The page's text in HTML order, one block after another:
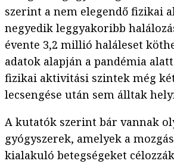
szerint a nem elegendő fizikai
negyedik leggyakoribb
évente 3,2 millió haláleset
adatok alapján a pandémia
fizikai aktivitási szintek még
lecsengése után sem álltak
A kutatók szerint bár vannak
gyógyszerek, amelyek a
kialakuló betegségeket